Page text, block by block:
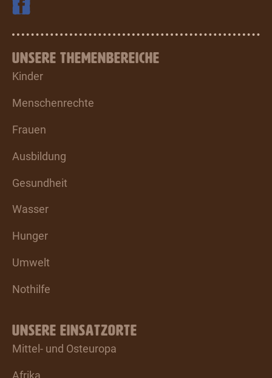
UNSERE THEMENBEREICHE
Kinder
Menschenrechte
Frauen
Ausbildung
Gesundheit
Wasser
Hunger
Umwelt
Nothilfe
UNSERE EINSATZORTE
Mittel- und Osteuropa
Afrika